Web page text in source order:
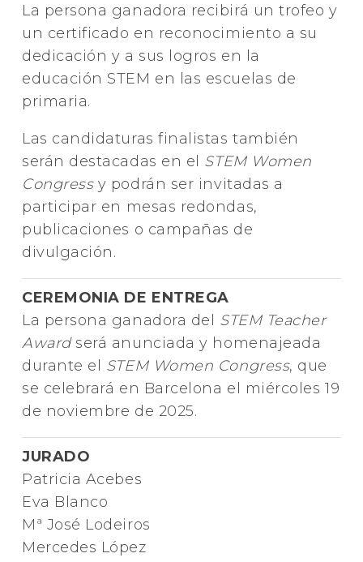
La persona ganadora recibirá un trofeo y
un certificado en reconocimiento a su
dedicación y a sus logros en la
educación STEM en las escuelas de
primaria.
Las candidaturas finalistas también
serán destacadas en el STEM Women
Congressy podrán ser invitadas a
participar en mesas redondas,
publicaciones o campañas de
divulgación.
CEREMONIA DE ENTREGA
La persona ganadora del STEM Teacher
Awardserá anunciada y homenajeada
durante el STEM Women Congress, que
se celebrará en Barcelona el miércoles 19
de noviembre de 2025.
JURADO
Patricia Acebes
Eva Blanco
Mª José Lodeiros
Mercedes López